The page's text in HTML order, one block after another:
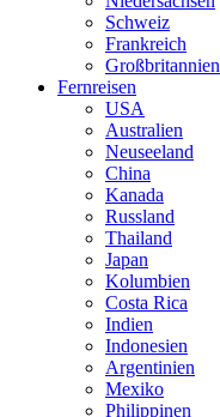
Schweiz
Frankreich
Großbritannien
Fernreisen
USA
Australien
Neuseeland
China
Kanada
Russland
Thailand
Japan
Kolumbien
Costa Rica
Indien
Indonesien
Argentinien
Mexiko
Philippinen